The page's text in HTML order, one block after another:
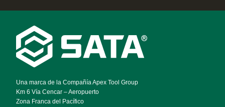
Footer
Navigation
Una marca de la Compañía Apex Tool Group
Km 6 Vía Cencar – Aeropuerto
Zona Franca del Pacífico